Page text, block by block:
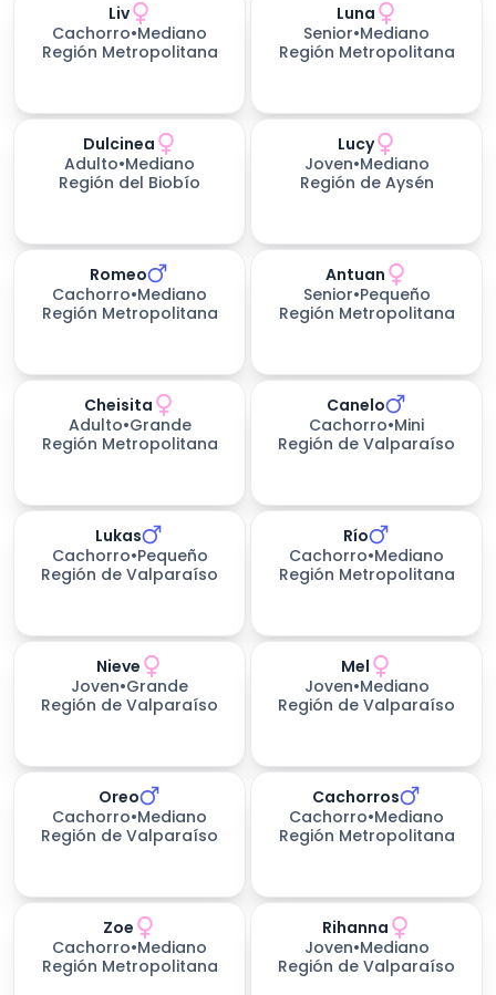
Liv
Cachorro•Mediano
Región Metropolitana
Luna
Senior•Mediano
Región Metropolitana
Dulcinea
Adulto•Mediano
Región del Biobío
Lucy
Joven•Mediano
Región de Aysén
Romeo
Cachorro•Mediano
Región Metropolitana
Antuan
Senior•Pequeño
Región Metropolitana
Cheisita
Adulto•Grande
Región Metropolitana
Canelo
Cachorro•Mini
Región de Valparaíso
Lukas
Cachorro•Pequeño
Región de Valparaíso
Río
Cachorro•Mediano
Región Metropolitana
días esperando
Nieve
Joven•Grande
Región de Valparaíso
Mel
Joven•Mediano
Región de Valparaíso
Oreo
Cachorro•Mediano
Región de Valparaíso
Cachorros
Cachorro•Mediano
Región Metropolitana
Zoe
Cachorro•Mediano
Región Metropolitana
días esperando
Rihanna
Joven•Mediano
Región de Valparaíso